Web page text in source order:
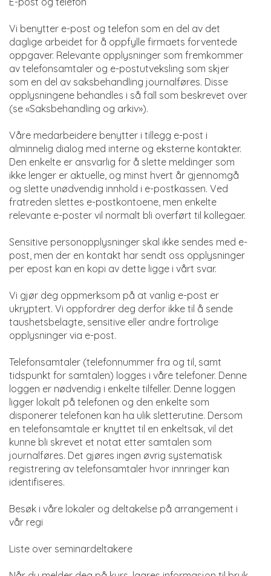
Vi benytter e-post og telefon som en del av det
daglige arbeidet for å oppfylle firmaets forventede
oppgaver. Relevante opplysninger som fremkommer
av telefonsamtaler og e-postutveksling som skjer
som en del av saksbehandling journalføres. Disse
opplysningene behandles i så fall som beskrevet over
(se «Saksbehandling og arkiv»).
Våre medarbeidere benytter i tillegg e-post i
alminnelig dialog med interne og eksterne kontakter.
Den enkelte er ansvarlig for å slette meldinger som
ikke lenger er aktuelle, og minst hvert år gjennomgå
og slette unødvendig innhold i e-postkassen. Ved
fratreden slettes e-postkontoene, men enkelte
relevante e-poster vil normalt bli overført til kollegaer.
Sensitive personopplysninger skal ikke sendes med e-
post, men der en kontakt har sendt oss opplysninger
per epost kan en kopi av dette ligge i vårt svar.
Vi gjør deg oppmerksom på at vanlig e-post er
ukryptert. Vi oppfordrer deg derfor ikke til å sende
taushetsbelagte, sensitive eller andre fortrolige
opplysninger via e-post.
Telefonsamtaler (telefonnummer fra og til, samt
tidspunkt for samtalen) logges i våre telefoner. Denne
loggen er nødvendig i enkelte tilfeller. Denne loggen
ligger lokalt på telefonen og den enkelte som
disponerer telefonen kan ha ulik sletterutine. Dersom
en telefonsamtale er knyttet til en enkeltsak, vil det
kunne bli skrevet et notat etter samtalen som
journalføres. Det gjøres ingen øvrig systematisk
registrering av telefonsamtaler hvor innringer kan
identifiseres.
Besøk i våre lokaler og deltakelse på arrangement i
vår regi
Liste over seminardeltakere